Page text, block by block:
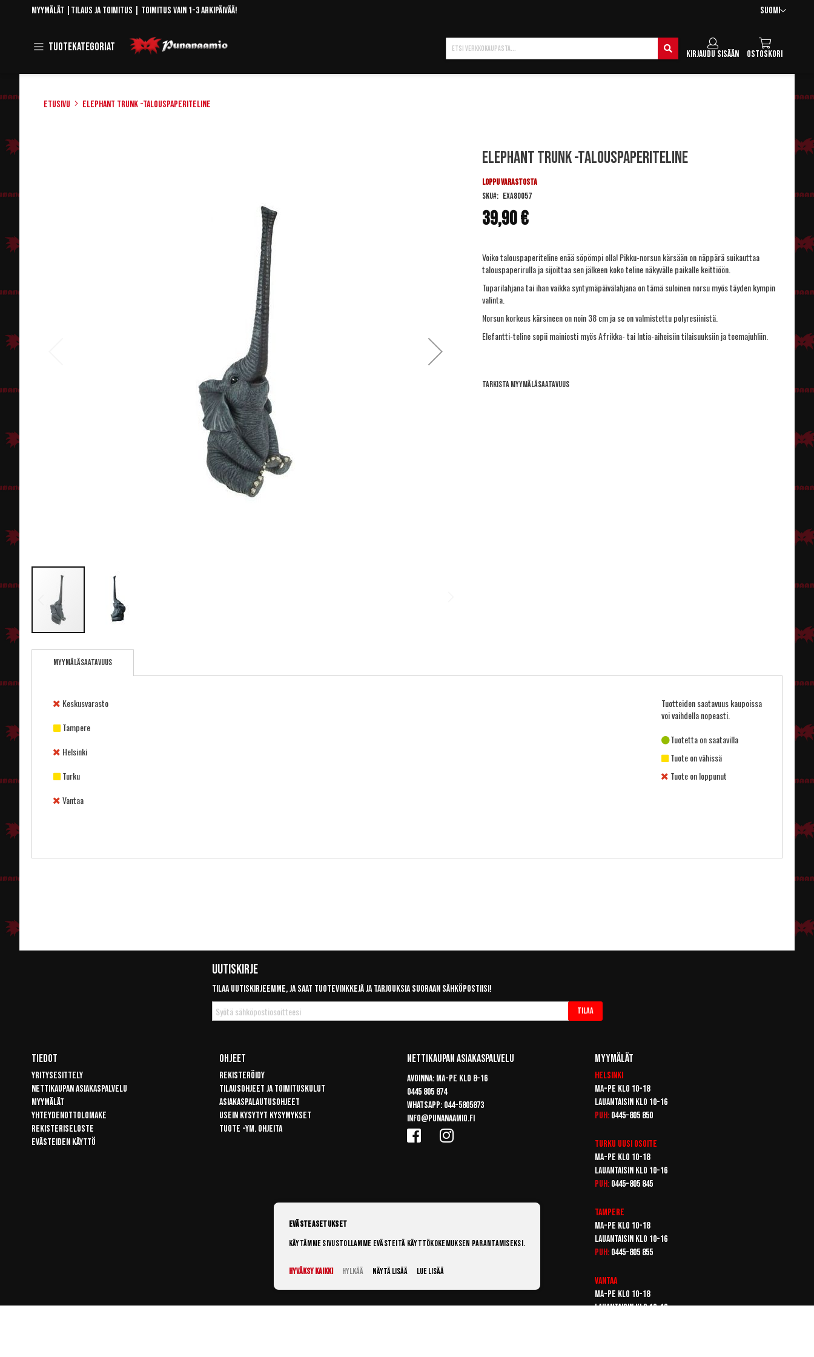
Skip
Kieli
Suomi
Myymälät Tilaus ja toimitus | Toimitus vain 1-3 arkipäivää!
Tuotekategoriat Toggle
Navigation
Ostoskori
Kirjaudu sisään
Hae
Etusivu Elephant trunk -talouspaperiteline
to
gallery
Elephant trunk -talouspaperiteline
39,90 €
LOPPU VARASTOSTA
SKU
EXA80057
Voiko talouspaperiteline enää söpömpi olla! Pikku-norsun kärsään on näppärä suikauttaa
talouspaperirulla ja sijoittaa sen jälkeen koko teline näkyvälle paikalle keittiöön.
Tuparilahjana tai ihan vaikka syntymäpäivälahjana on tämä suloinen norsu myös täyden kympin
valinta.
Norsun korkeus kärsineen on noin 38 cm ja se on valmistettu polyresiinistä.
Elefantti-teline sopii mainiosti myös Afrikka- tai Intia-aiheisiin tilaisuuksiin ja teemajuhliin.
Tarkista myymäläsaatavuus
Myymäläsaatavuus
Tuotteiden saatavuus kaupoissa
voi vaihdella nopeasti.
Tuotetta on saatavilla
Tuote on vähissä
Tuote on loppunut
Keskusvarasto
Tampere
Helsinki
Turku
Vantaa
Uutiskirje
Tilaa uutiskirjeemme, ja saat tuotevinkkejä ja tarjouksia suoraan sähköpostiisi!
Tilaa
uutiskirje
Tilaa
Tiedot
Yritysesittely
Nettikaupan asiakaspalvelu
Myymälät
Yhteydenottolomake
Rekisteriseloste
Evästeiden käyttö
Ohjeet
Rekisteröidy
Tilausohjeet ja toimituskulut
Asiakaspalautusohjeet
Usein kysytyt kysymykset
Tuote -ym. ohjeita
Nettikaupan Asiakaspalvelu
Avoinna: Ma-pe klo 8-16
0445 805 874
Whatsapp: 044-5805873
info@punanaamio.fi
Myymälät
Helsinki
Ma-pe klo 10-18
Lauantaisin klo 10-16
Puh: 0445-805 850
Turku Uusi osoite
Ma-pe klo 10-18
Lauantaisin klo 10-16
Puh: 0445-805 845
Tampere
Ma-pe klo 10-18
Lauantaisin klo 10-16
Puh: 0445-805 855
Vantaa
Ma-pe klo 10-18
Lauantaisin klo 10-16
Evästeasetukset
Käytämme sivustollamme evästeitä käyttökokemuksen parantamiseksi.
Hyväksy kaikki Hylkää Näytä lisää Lue lisää